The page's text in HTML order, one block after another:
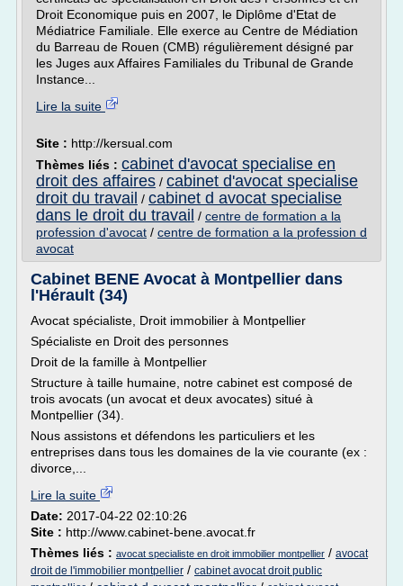
Droit Economique puis en 2007, le Diplôme d'Etat de
Médiatrice Familiale. Elle exerce au Centre de Médiation
du Barreau de Rouen (CMB) régulièrement désigné par
les Juges aux Affaires Familiales du Tribunal de Grande
Instance...
Lire la suite
Site : http://kersual.com
Thèmes liés : cabinet d'avocat specialise en
droit des affaires / cabinet d'avocat specialise
droit du travail / cabinet d avocat specialise
dans le droit du travail / centre de formation a la
profession d'avocat / centre de formation a la profession d
avocat
Cabinet BENE Avocat à Montpellier dans
l'Hérault (34)
Avocat spécialiste, Droit immobilier à Montpellier
Spécialiste en Droit des personnes
Droit de la famille à Montpellier
Structure à taille humaine, notre cabinet est composé de
trois avocats (un avocat et deux avocates) situé à
Montpellier (34).
Nous assistons et défendons les particuliers et les
entreprises dans tous les domaines de la vie courante (ex :
divorce,...
Lire la suite
Date: 2017-04-22 02:10:26
Site : http://www.cabinet-bene.avocat.fr
Thèmes liés : avocat specialiste en droit immobilier montpellier / avocat
droit de l'immobilier montpellier / cabinet avocat droit public